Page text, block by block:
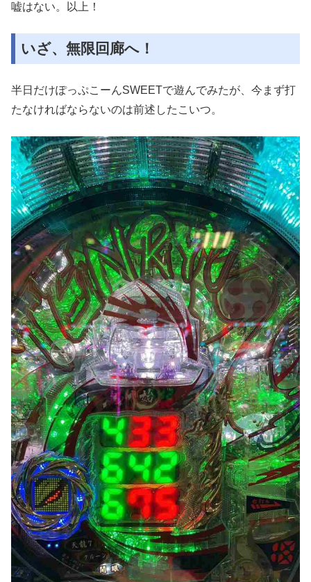
嘘はない。以上！
いざ、無限回廊へ！
半日だけぽっぷこーんSWEETで遊んでみたが、今まず打
たなければならないのは前述したこいつ。